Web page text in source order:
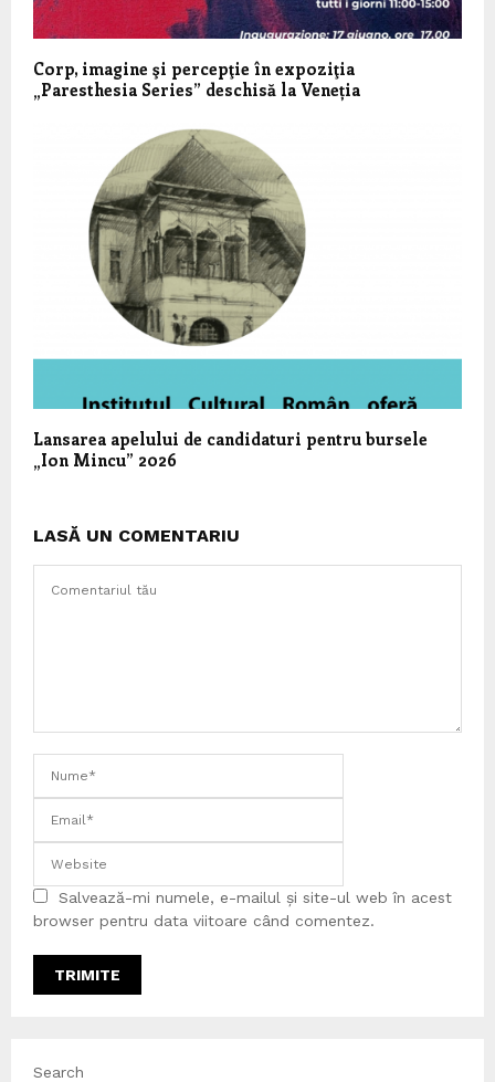
Corp, imagine şi percepţie în expoziţia
„Paresthesia Series” deschisă la Veneția
Lansarea apelului de candidaturi pentru bursele
„Ion Mincu” 2026
LASĂ UN COMENTARIU
Salvează-mi numele, e-mailul și site-ul web în acest
browser pentru data viitoare când comentez.
Search